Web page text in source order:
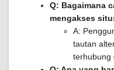
Q: Bagaimana
mengakses
A:
tautan
terhubung